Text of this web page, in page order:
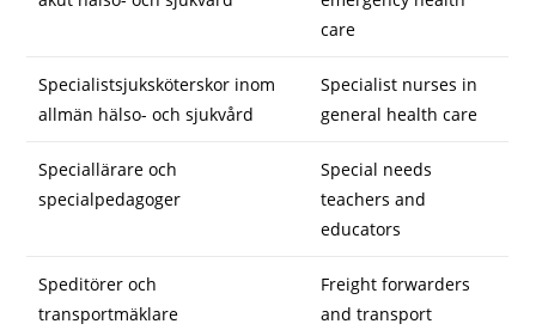
care
Specialistsjuksköterskor inom
allmän hälso- och sjukvård
Specialist nurses in
general health care
Speciallärare och
specialpedagoger
Special needs
teachers and
educators
Speditörer och
transportmäklare
Freight forwarders
and transport